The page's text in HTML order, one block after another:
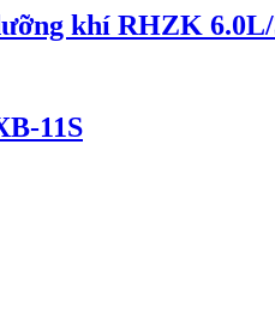
khí RHZK
11S